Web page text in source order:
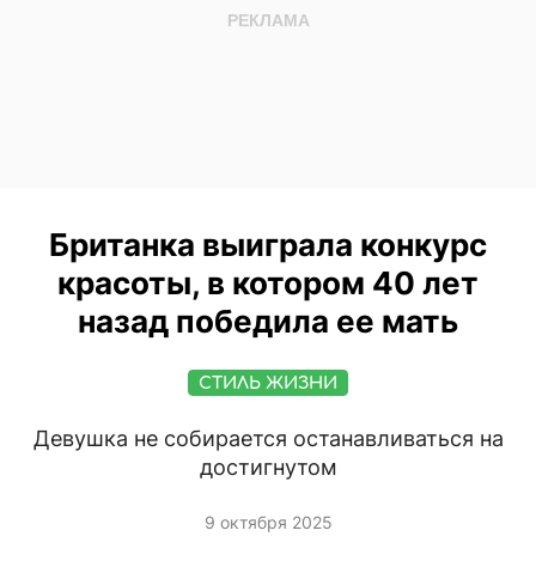
Британка выиграла конкурс
красоты, в котором 40 лет
назад победила ее мать
СТИЛЬ ЖИЗНИ
Девушка не собирается останавливаться на
достигнутом
9 октября 2025